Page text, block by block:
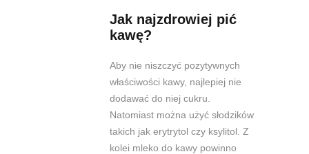
Jak najzdrowiej pić
kawę?
Aby nie niszczyć pozytywnych
właściwości kawy, najlepiej nie
dodawać do niej cukru.
Natomiast można użyć słodzików
takich jak erytrytol czy ksylitol. Z
kolei mleko do kawy powinno